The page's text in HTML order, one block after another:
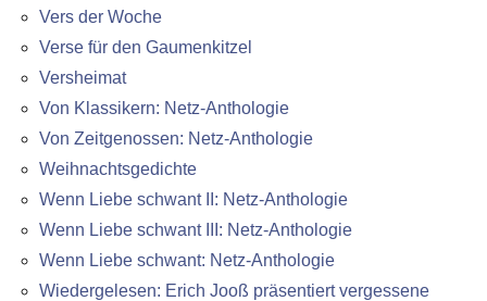
Vers der Woche
Verse für den Gaumenkitzel
Versheimat
Von Klassikern: Netz-Anthologie
Von Zeitgenossen: Netz-Anthologie
Weihnachtsgedichte
Wenn Liebe schwant II: Netz-Anthologie
Wenn Liebe schwant III: Netz-Anthologie
Wenn Liebe schwant: Netz-Anthologie
Wiedergelesen: Erich Jooß präsentiert vergessene